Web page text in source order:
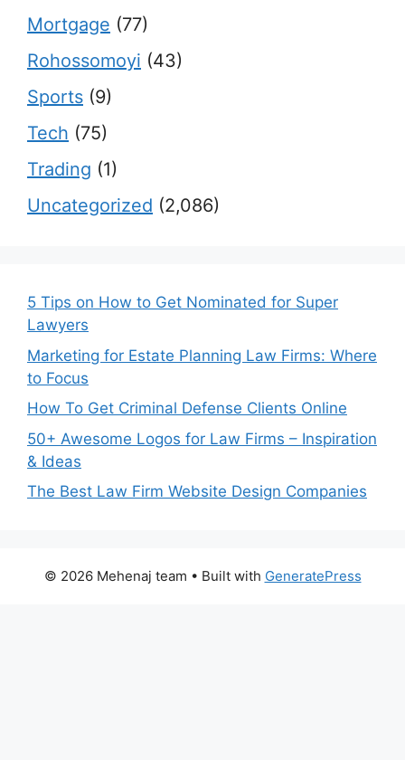
Mortgage (77)
Rohossomoyi (43)
Sports (9)
Tech (75)
Trading (1)
Uncategorized (2,086)
5 Tips on How to Get Nominated for Super
Lawyers
Marketing for Estate Planning Law Firms: Where
to Focus
How To Get Criminal Defense Clients Online
50+ Awesome Logos for Law Firms – Inspiration
& Ideas
The Best Law Firm Website Design Companies
© 2026 Mehenaj team • Built with GeneratePress